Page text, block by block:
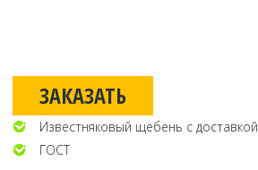
ЗАКАЗАТЬ
Известняковый щебень с доставкой
ГОСТ